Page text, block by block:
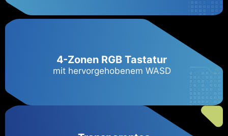
4-Zonen RGB Tastatur
mit hervorgehobenem WASD